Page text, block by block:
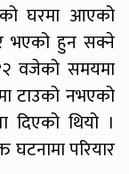
घरमा आएको
भएको हुन सक्ने
वजेको समयमा
टाउको नभएको
दिएको थियो ।
घटनामा परियार